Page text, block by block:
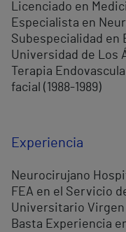
Licenciado en
Especialista en
Subespecialidad en
Universidad de Los
Terapia
facial (1988-1989)
Experiencia
Neurocirujano
FEA en el Servicio
Universitario Virgen
Basta Experiencia